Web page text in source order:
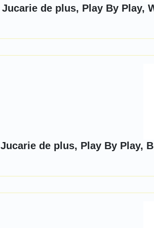
Jucarie de plus, Play By Play,
Jucarie de plus, Play By Play,